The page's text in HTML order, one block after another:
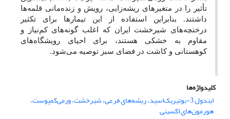
تأثیر را در متغیرهای ریشه‌زایی، رویش و زنده‌مانی قلمه‌ها
داشتند. بنابراین استفاده از این تیمارها برای تکثیر
درختچه‌های شیرخشت ایران که اغلب گونه‌های کم‌نیاز و
مقاوم به خشکی هستند، برای احیای رویشگاه‌های
کوهستانی و کاشت در فضای سبز توصیه می‌شود.
کلیدواژه‌ها
ایندول 3-بوتیریک‌اسید، ریشه‌های فرعی، شیرخشت، ورمی‌کمپوست،
هورمون‌های اکسینی